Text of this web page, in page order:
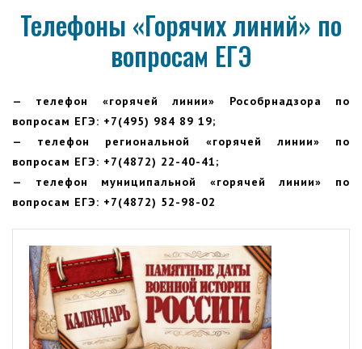
Телефоны «Горячих линий» по
вопросам ЕГЭ
— телефон «горячей линии» Рособрнадзора по
вопросам ЕГЭ: +7(495) 984 89 19;
— телефон региональной «горячей линии» по
вопросам ЕГЭ: +7(4872) 22-40-41;
— телефон муниципальной «горячей линии» по
вопросам ЕГЭ: +7(4872) 52-98-02